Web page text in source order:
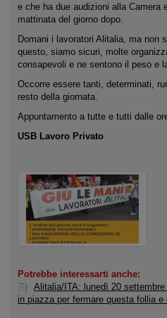
e che ha due audizioni alla Camera
mattinata del giorno dopo.
Domani i lavoratori Alitalia, ma non
questo, siamo sicuri, molte
consapevoli e ne sentono il peso e
Occorre essere tanti, determinati,
resto della giornata.
Appuntamento a tutte e tutti dalle
USB Lavoro Privato
Potrebbe interessarti anche:
Alitalia/ITA: lunedì 20
in piazza per fermare questa follia